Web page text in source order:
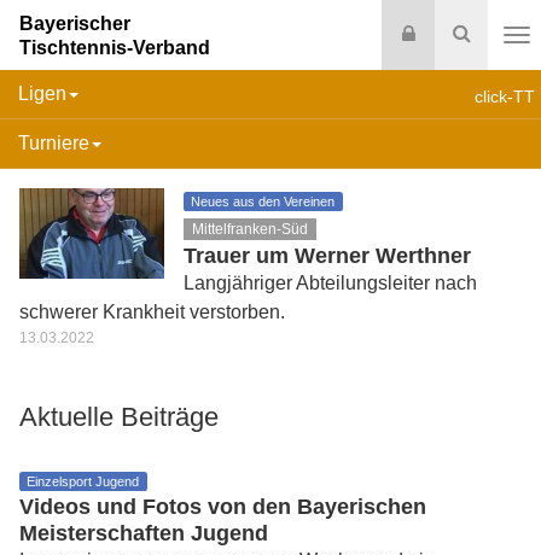
Suche
Login
Bayerischer
Tischtennis-Verband
click-TT
Ligen
Turniere
Neues aus den Vereinen
Mittelfranken-Süd
Trauer um Werner Werthner
Langjähriger Abteilungsleiter nach
schwerer Krankheit verstorben.
13.03.2022
Aktuelle Beiträge
Einzelsport Jugend
Videos und Fotos von den Bayerischen
Meisterschaften Jugend